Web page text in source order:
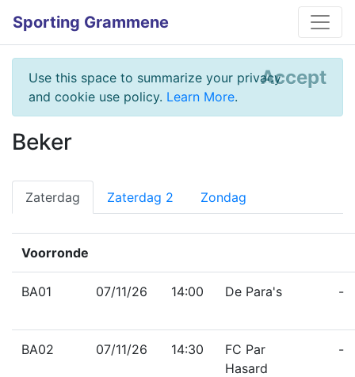
Sporting Grammene
Use this space to summarize your privacy
and cookie use policy. Learn More.
Accept
Beker
Zaterdag Zaterdag 2 Zondag
Voorronde
BA01 07/11/26 14:00 De Para's -
BA02 07/11/26 14:30
FC Par
Hasard
-